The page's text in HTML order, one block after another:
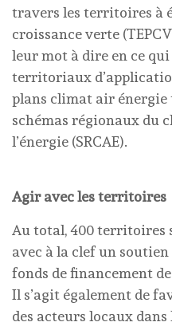
travers les territoires à
croissance verte
leur mot à dire en ce
territoriaux
plans climat air énergie
schémas régionaux du
l’énergie (SRCAE).
Agir avec les territoires
Au total, 400 territoires
avec à la clef un soutien
fonds de financement
Il s’agit également de
des acteurs locaux